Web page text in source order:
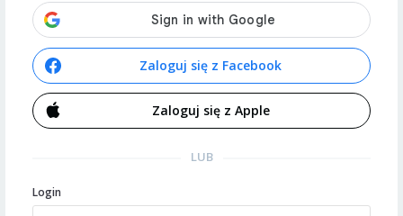
Zaloguj się z Facebook
Zaloguj się z Apple
LUB
Login